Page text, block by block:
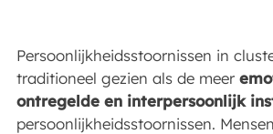
Persoonlijkheidsstoornissen in
traditioneel gezien als de meer
ontregelde en interpersoonlijk
persoonlijkheidsstoornissen.